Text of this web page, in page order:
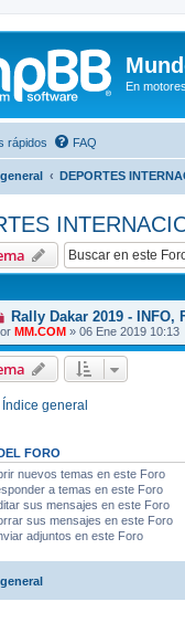
En
rápidos FAQ
DEPORTES
Rally Dakar 2019 - INFO,
MM.COM » 06 Ene 2019 10:13
general
FORO
nuevos temas en este Foro
a temas en este Foro
sus mensajes en este Foro
sus mensajes en este Foro
adjuntos en este Foro